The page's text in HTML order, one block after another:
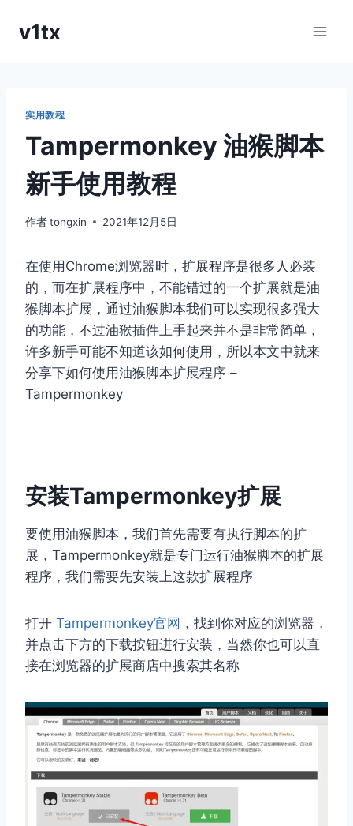
v1tx
实用教程
Tampermonkey 油猴脚本
新手使用教程
作者tongxin 2021年12月5日
在使用Chrome浏览器时，扩展程序是很多人必装
的，而在扩展程序中，不能错过的一个扩展就是油
猴脚本扩展，通过油猴脚本我们可以实现很多强大
的功能，不过油猴插件上手起来并不是非常简单，
许多新手可能不知道该如何使用，所以本文中就来
分享下如何使用油猴脚本扩展程序 –
Tampermonkey
安装Tampermonkey扩展
要使用油猴脚本，我们首先需要有执行脚本的扩
展，Tampermonkey就是专门运行油猴脚本的扩展
程序，我们需要先安装上这款扩展程序
打开 Tampermonkey官网 ，找到你对应的浏览器，
并点击下方的下载按钮进行安装，当然你也可以直
接在浏览器的扩展商店中搜索其名称